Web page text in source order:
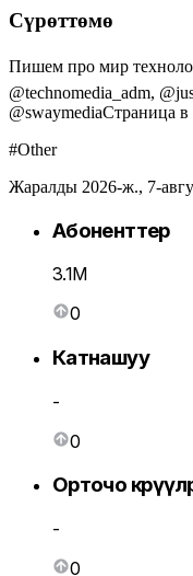
Сүрөттөмө
Пишем про мир
@technomedia_adm,
@swaymediaСтраница
#Other
Жаралды 2026-ж., 7-
Абоненттер
3.1M
0
Катнашуу
-
0
Орточо
-
0